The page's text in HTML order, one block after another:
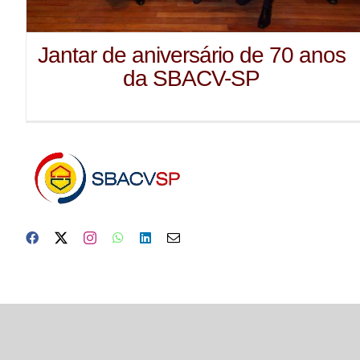
Jantar de aniversário de 70 anos
da SBACV-SP